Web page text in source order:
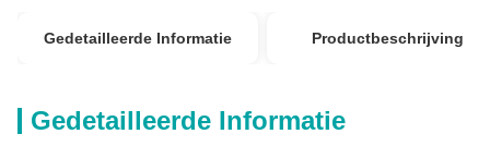
Gedetailleerde Informatie Productbeschrijving
Gedetailleerde Informatie